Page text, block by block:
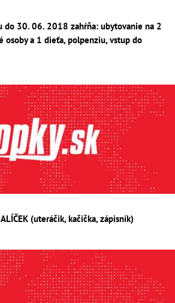
do 30. 06. 2018 zahŕňa: ubytovanie na 2
osoby a 1 dieťa, polpenziu, vstup do
(uteráčik, kačička, zápisník)